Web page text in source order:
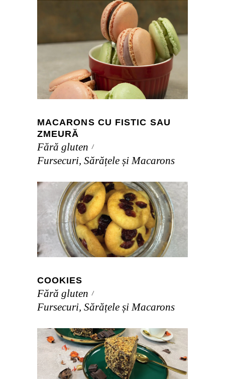
MACARONS CU FISTIC SAU
ZMEURĂ
Fără gluten
Fursecuri, Sărățele și Macarons
COOKIES
Fără gluten
Fursecuri, Sărățele și Macarons